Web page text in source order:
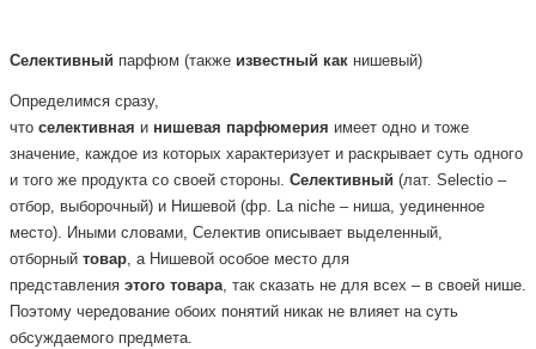
Селективный парфюм (также известный как нишевый)
Определимся сразу,
что селективная и нишевая парфюмерия имеет одно и тоже
значение, каждое из которых характеризует и раскрывает суть одного
и того же продукта со своей стороны. Селективный (лат. Selectio –
отбор, выборочный) и Нишевой (фр. La niche – ниша, уединенное
место). Иными словами, Селектив описывает выделенный,
отборный товар, а Нишевой особое место для
представления этого товара, так сказать не для всех – в своей нише.
Поэтому чередование обоих понятий никак не влияет на суть
обсуждаемого предмета.